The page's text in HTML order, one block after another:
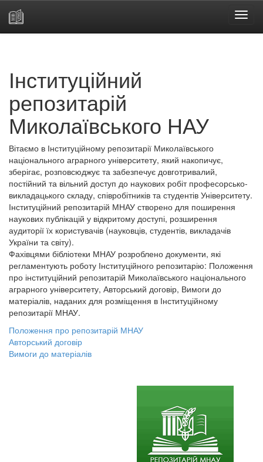
Інституційний
репозитарій
Миколаївського НАУ
Вітаємо в Інституційному репозитарії Миколаївського
національного аграрного університету, який накопичує,
зберігає, розповсюджує та забезпечує довготривалий,
постійний та вільний доступ до наукових робіт професорсько-
викладацького складу, співробітників та студентів Університету.
Інституційний репозитарій МНАУ створено для поширення
наукових публікацій у відкритому доступі, розширення
аудиторії їх користувачів (науковців, студентів, викладачів
України та світу).
Фахівцями бібліотеки МНАУ розроблено документи, які
регламентують роботу Інституційного репозитарію: Положення
про інституційний репозитарій Миколаївського національного
аграрного університету, Авторський договір, Вимоги до
матеріалів, наданих для розміщення в Інституційному
репозитарії МНАУ.
Положення про репозитарій МНАУ
Авторський договір
Вимоги до матеріалів